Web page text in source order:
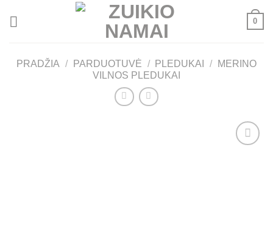
0
PRADŽIA / PARDUOTUVĖ / PLEDUKAI /
MERINO
VILNOS PLEDUKAI